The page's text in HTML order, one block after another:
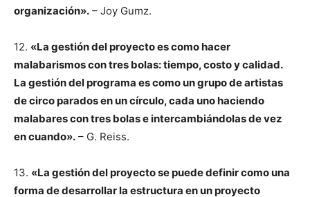
organización». – Joy Gumz.
12. «La gestión del proyecto es como hacer
malabarismos con tres bolas: tiempo, costo y calidad.
La gestión del programa es como un grupo de artistas
de circo parados en un círculo, cada uno haciendo
malabares con tres bolas e intercambiándolas de vez
en cuando». – G. Reiss.
13. «La gestión del proyecto se puede definir como una
forma de desarrollar la estructura en un proyecto